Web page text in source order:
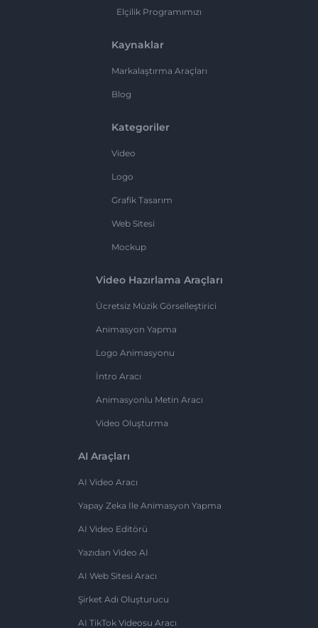
Elçilik Programımızı
Kaynaklar
Markalaştırma Araçları
Blog
Kategoriler
Video
Logo
Grafik Tasarım
Web Sitesi
Mockup
Video Hazırlama Araçları
Ücretsiz Müzik Görselleştirici
Animasyon Yapma
Logo Animasyonu
İntro Aracı
Animasyonlu Metin Aracı
Video Oluşturma
AI Araçları
AI Video Aracı
Yapay Zeka Ile Animasyon Yapma
AI Video Editörü
Yazıdan Video AI
AI Web Sitesi Aracı
Şirket Adı Oluşturucu
AI TikTok Videosu Aracı